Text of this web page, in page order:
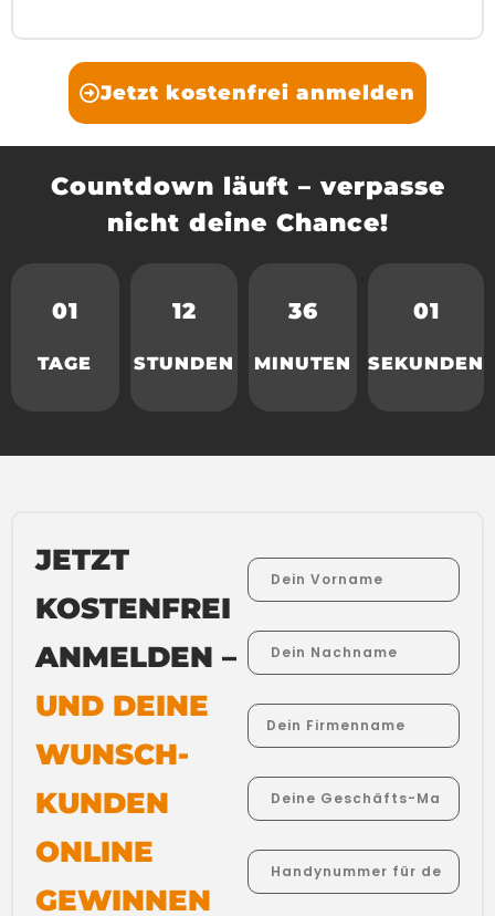
Jetzt kostenfrei anmelden
Countdown läuft – verpasse
nicht deine Chance!
01
TAGE
12
STUNDEN
36
MINUTEN
01
SEKUNDEN
JETZT
KOSTENFREI
ANMELDEN –
UND DEINE
WUNSCH-
KUNDEN
ONLINE
GEWINNEN